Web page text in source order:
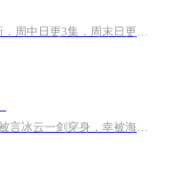
【庆余年2】每日5:30更新，周中日更3集，周末日更6集精彩文学作品，同人版小说作者：边度（非猫腻）演播：悠悠心怡声明：此小说原著版权归原著相关个人或组织所有，本有声音频仅供学习交流，严禁用于商业用途。如果侵权，请及时联系。因为自己特别喜欢【庆...
范闲北齐回归庆国途中，被言冰云一剑穿身，幸被海棠朵朵所救，引发一连串惊天动地的事故！